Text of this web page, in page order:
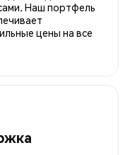
Наш портфель
цены на все